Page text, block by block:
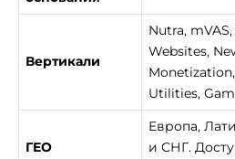
Вертикали
Nutra,
Websites,
Utilities,
ГЕО
Европа,
и СНГ.